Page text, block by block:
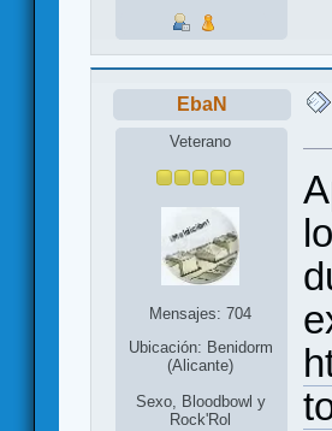
EbaN
Veterano
Mensajes: 704
Ubicación: Benidorm
(Alicante)
Sexo, Bloodbowl y
Rock'Rol